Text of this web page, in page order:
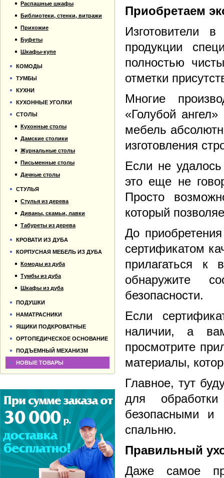
Приобретаем
Изготовители
продукции
полностью
отметки
Многие
«Голубой
мебель
изготовления
Если не
это еще не
Просто
который
До
сертификатом
прилагаться к
обнаружите
безопасности.
Если
наличии, а
просмотрите
материалы,
Главное, тут
для
безопасными и
спальню.
Правильный
Даже самое
Распашные шкафы
Библиотеки, стенки, витражи
Прихожие
Буфеты
Шкафы-купе
КОМОДЫ
ТУМБЫ
КУХНИ
КУХОННЫЕ УГОЛКИ
СТОЛЫ
Кухонные столы
Дамские столики
Журнальные столы
Письменные столы
Дачные столы
СТУЛЬЯ
Стулья из дерева
Диваны, скамьи, лавки
Табуреты из дерева
КРОВАТИ ИЗ ДУБА
КОРПУСНАЯ МЕБЕЛЬ ИЗ ДУБА
Комоды из дуба
Тумбы из дуба
Шкафы из дуба
ПОДУШКИ
НАМАТРАСНИКИ
ЯЩИКИ ПОДКРОВАТНЫЕ
ОРТОПЕДИЧЕСКОЕ ОСНОВАНИЕ
ПОДЪЕМНЫЙ МЕХАНИЗМ
НОВЫЕ ТОВАРЫ